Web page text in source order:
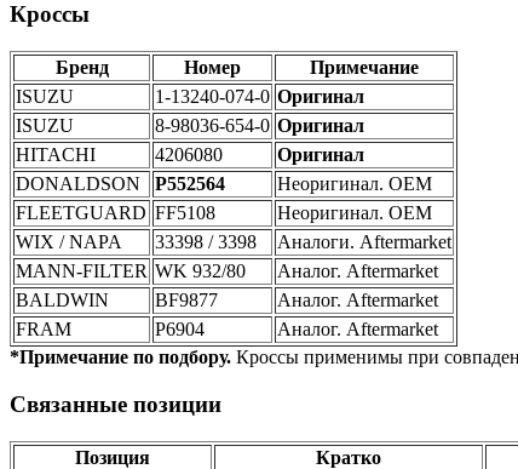
Кроссы
Бренд Номер
Примечание
ISUZU
1-13240-074-0 Оригинал
ISUZU
8-98036-654-0 Оригинал
HITACHI
4206080
Оригинал
DONALDSON
P552564
Неоригинал. OEM
FLEETGUARD FF5108
Неоригинал. OEM
WIX / NAPA
33398 / 3398
Аналоги. Aftermarket
MANN-FILTER WK 932/80
Аналог. Aftermarket
BALDWIN
BF9877
Аналог. Aftermarket
FRAM
P6904
Аналог. Aftermarket
*Примечание по подбору. Кроссы применимы при
Связанные позиции
Позиция Кратко